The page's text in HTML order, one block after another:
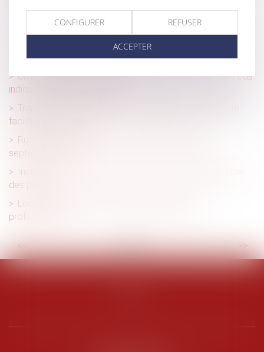
Travailleurs détachés : fraude sociale sanctionnée
Réforme des baux commerciaux 2026 : ce qui change
pour le bailleur qui gère seul
Un employeur peut-il licencier une salariée qui ne lui a pas
indiqué qu'elle était enceinte ?
Transmission d’entreprise : l’État allège les règles pour
faciliter les reprises
Rupture conventionnelle : ce qui change au 1er
septembre 2026
Instruction en famille sans autorisation : condamnation
des parents
Location financière et droit de rétractation du
professionnel
<< < ... 4 5 6 7 8 9 10 ... > >>
CONFIGURER REFUSER
ACCEPTER